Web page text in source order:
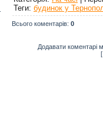
Теги: будинок у
Всього коментарів: 0
Додавати коментарі